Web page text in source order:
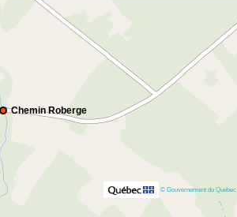
Chemin Roberge
© Gouvernement du Québec